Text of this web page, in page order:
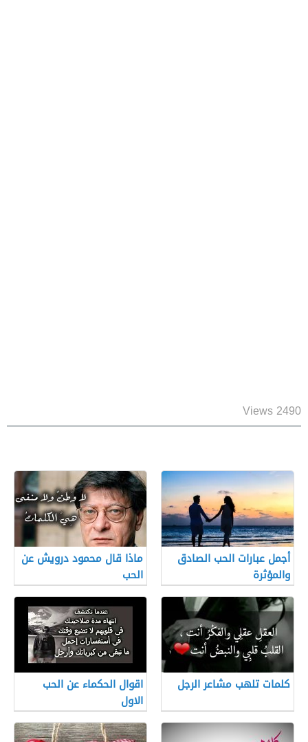
2490 Views
أجمل عبارات الحب الصادق
والمؤثرة
ماذا قال محمود درويش عن
الحب
كلمات تلهب مشاعر الرجل
اقوال الحكماء عن الحب
الاول